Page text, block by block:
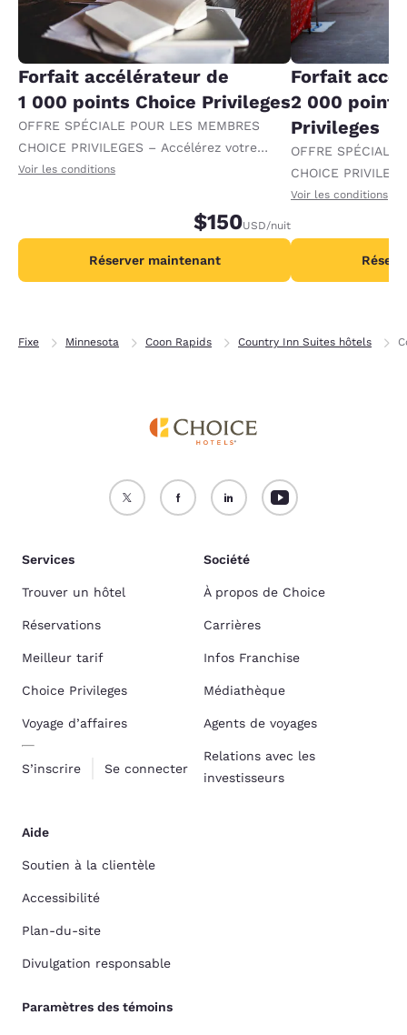
Forfait accélérateur de
1 000 points Choice Privileges
OFFRE SPÉCIALE POUR LES MEMBRES
CHOICE PRIVILEGES – Accélérez votre
progression vers des récompenses en
Voir les conditions
$150USD/nuit
Réserver maintenant
Forfait
2 000
Privileges
OFFRE SPÉCIALE
CHOICE
progression vers
par nuit.
Voir les conditions
Fixe Minnesota Coon Rapids Country Inn Suites hôtels
Services
Trouver un hôtel
Réservations
Meilleur tarif
Choice Privileges
Voyage d’affaires
S’inscrire Se connecter
Société
À propos de Choice
Carrières
Infos Franchise
Médiathèque
Agents de voyages
Relations avec les
investisseurs
Aide
Soutien à la clientèle
Accessibilité
Plan-du-site
Divulgation responsable
Paramètres des témoins